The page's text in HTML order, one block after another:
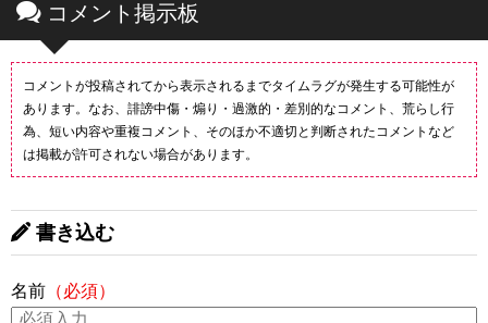
コメント掲示板
コメントが投稿されてから表示されるまでタイムラグが発生する可能性が
あります。なお、誹謗中傷・煽り・過激的・差別的なコメント、荒らし行
為、短い内容や重複コメント、そのほか不適切と判断されたコメントなど
は掲載が許可されない場合があります。
書き込む
名前 （必須）